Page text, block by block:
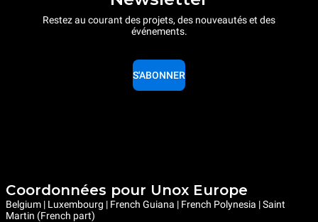
Restez au courant des projets, des nouveautés et des
événements.
S'ABONNER
Coordonnées pour Unox Europe
Belgium | Luxembourg | French Guiana | French Polynesia | Saint
Martin (French part)